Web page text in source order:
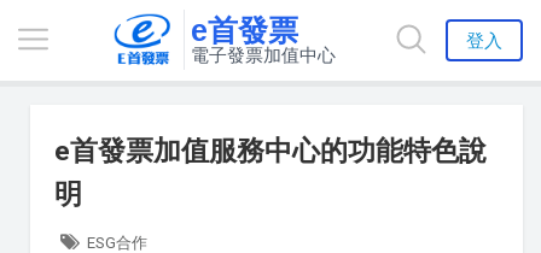
e首發票
電子發票加值中心
登入
e首發票加值服務中心的功能特色說
明
ESG合作